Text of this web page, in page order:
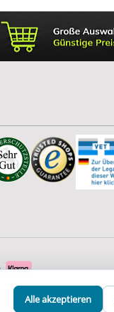
Alle akzeptieren